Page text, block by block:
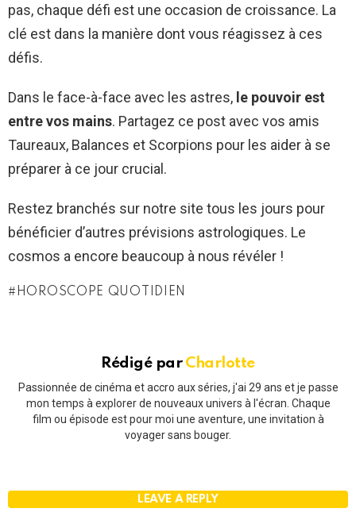
pas, chaque défi est une occasion de croissance. La
clé est dans la manière dont vous réagissez à ces
défis.
Dans le face-à-face avec les astres, le pouvoir est
entre vos mains. Partagez ce post avec vos amis
Taureaux, Balances et Scorpions pour les aider à se
préparer à ce jour crucial.
Restez branchés sur notre site tous les jours pour
bénéficier d’autres prévisions astrologiques. Le
cosmos a encore beaucoup à nous révéler !
HOROSCOPE QUOTIDIEN
Rédigé par Charlotte
Passionnée de cinéma et accro aux séries, j'ai 29 ans et je passe
mon temps à explorer de nouveaux univers à l'écran. Chaque
film ou épisode est pour moi une aventure, une invitation à
voyager sans bouger.
LEAVE A REPLY